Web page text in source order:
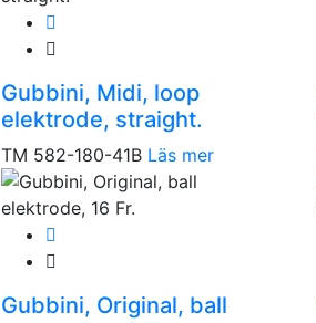
Gubbini, Midi, loop
elektrode, straight.
TM 582-180-41B Läs mer
Gubbini, Original, ball